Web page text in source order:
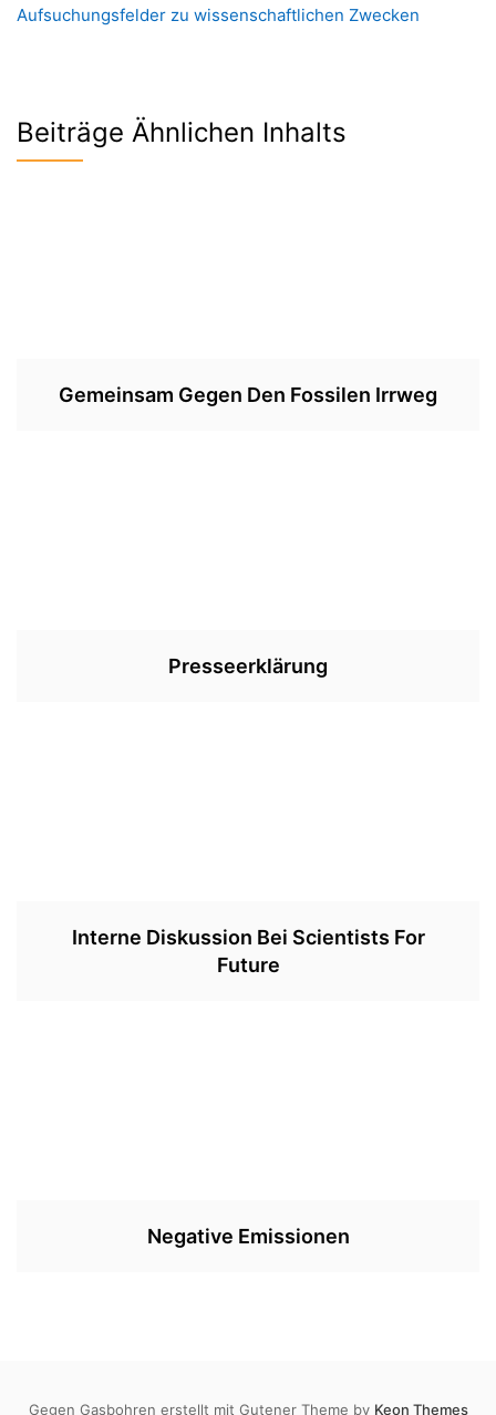
Aufsuchungsfelder zu wissenschaftlichen Zwecken
Beiträge Ähnlichen Inhalts
Gemeinsam Gegen Den Fossilen Irrweg
Presseerklärung
Interne Diskussion Bei Scientists For
Future
Negative Emissionen
Gegen Gasbohren erstellt mit Gutener Theme by Keon Themes